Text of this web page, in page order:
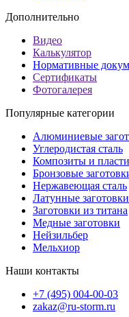
Дополнительно
Видео
Калькулятор
Нормативные
Сертификаты
Фотогалерея
Популярные категории
Алюминиевые
Углеродистая сталь
Композиты и
Бронзовые
Нержавеющая сталь
Латунные заготовки
Заготовки из титана
Медные заготовки
Нейзильбер
Мельхиор
Наши контакты
+7 (495) 004-00-03
zakaz@ru-storm.ru